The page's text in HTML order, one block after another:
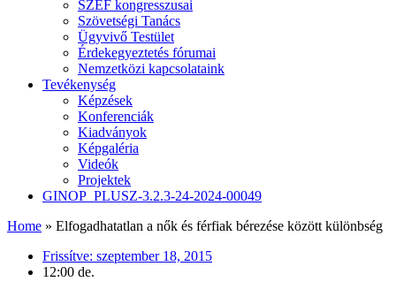
SZEF kongresszusai
Szövetségi Tanács
Ügyvivő Testület
Érdekegyeztetés fórumai
Nemzetközi kapcsolataink
Tevékenység
Képzések
Konferenciák
Kiadványok
Képgaléria
Videók
Projektek
GINOP_PLUSZ-3.2.3-24-2024-00049
Home » Elfogadhatatlan a nők és férfiak bérezése között különbség
Frissítve: szeptember 18, 2015
12:00 de.